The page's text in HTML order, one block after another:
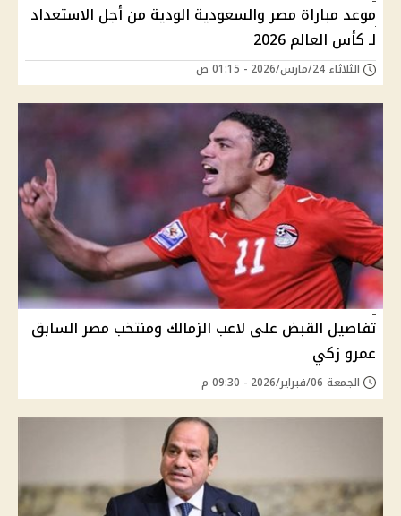
موعد مباراة مصر والسعودية الودية من أجل الاستعداد
لـ كأس العالم 2026
الثلاثاء 24/مارس/2026 - 01:15 ص
تفاصيل القبض على لاعب الزمالك ومنتخب مصر السابق
عمرو زكي
الجمعة 06/فبراير/2026 - 09:30 م